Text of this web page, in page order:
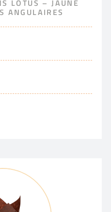
LOTUS – JAUNE
ANGULAIRES